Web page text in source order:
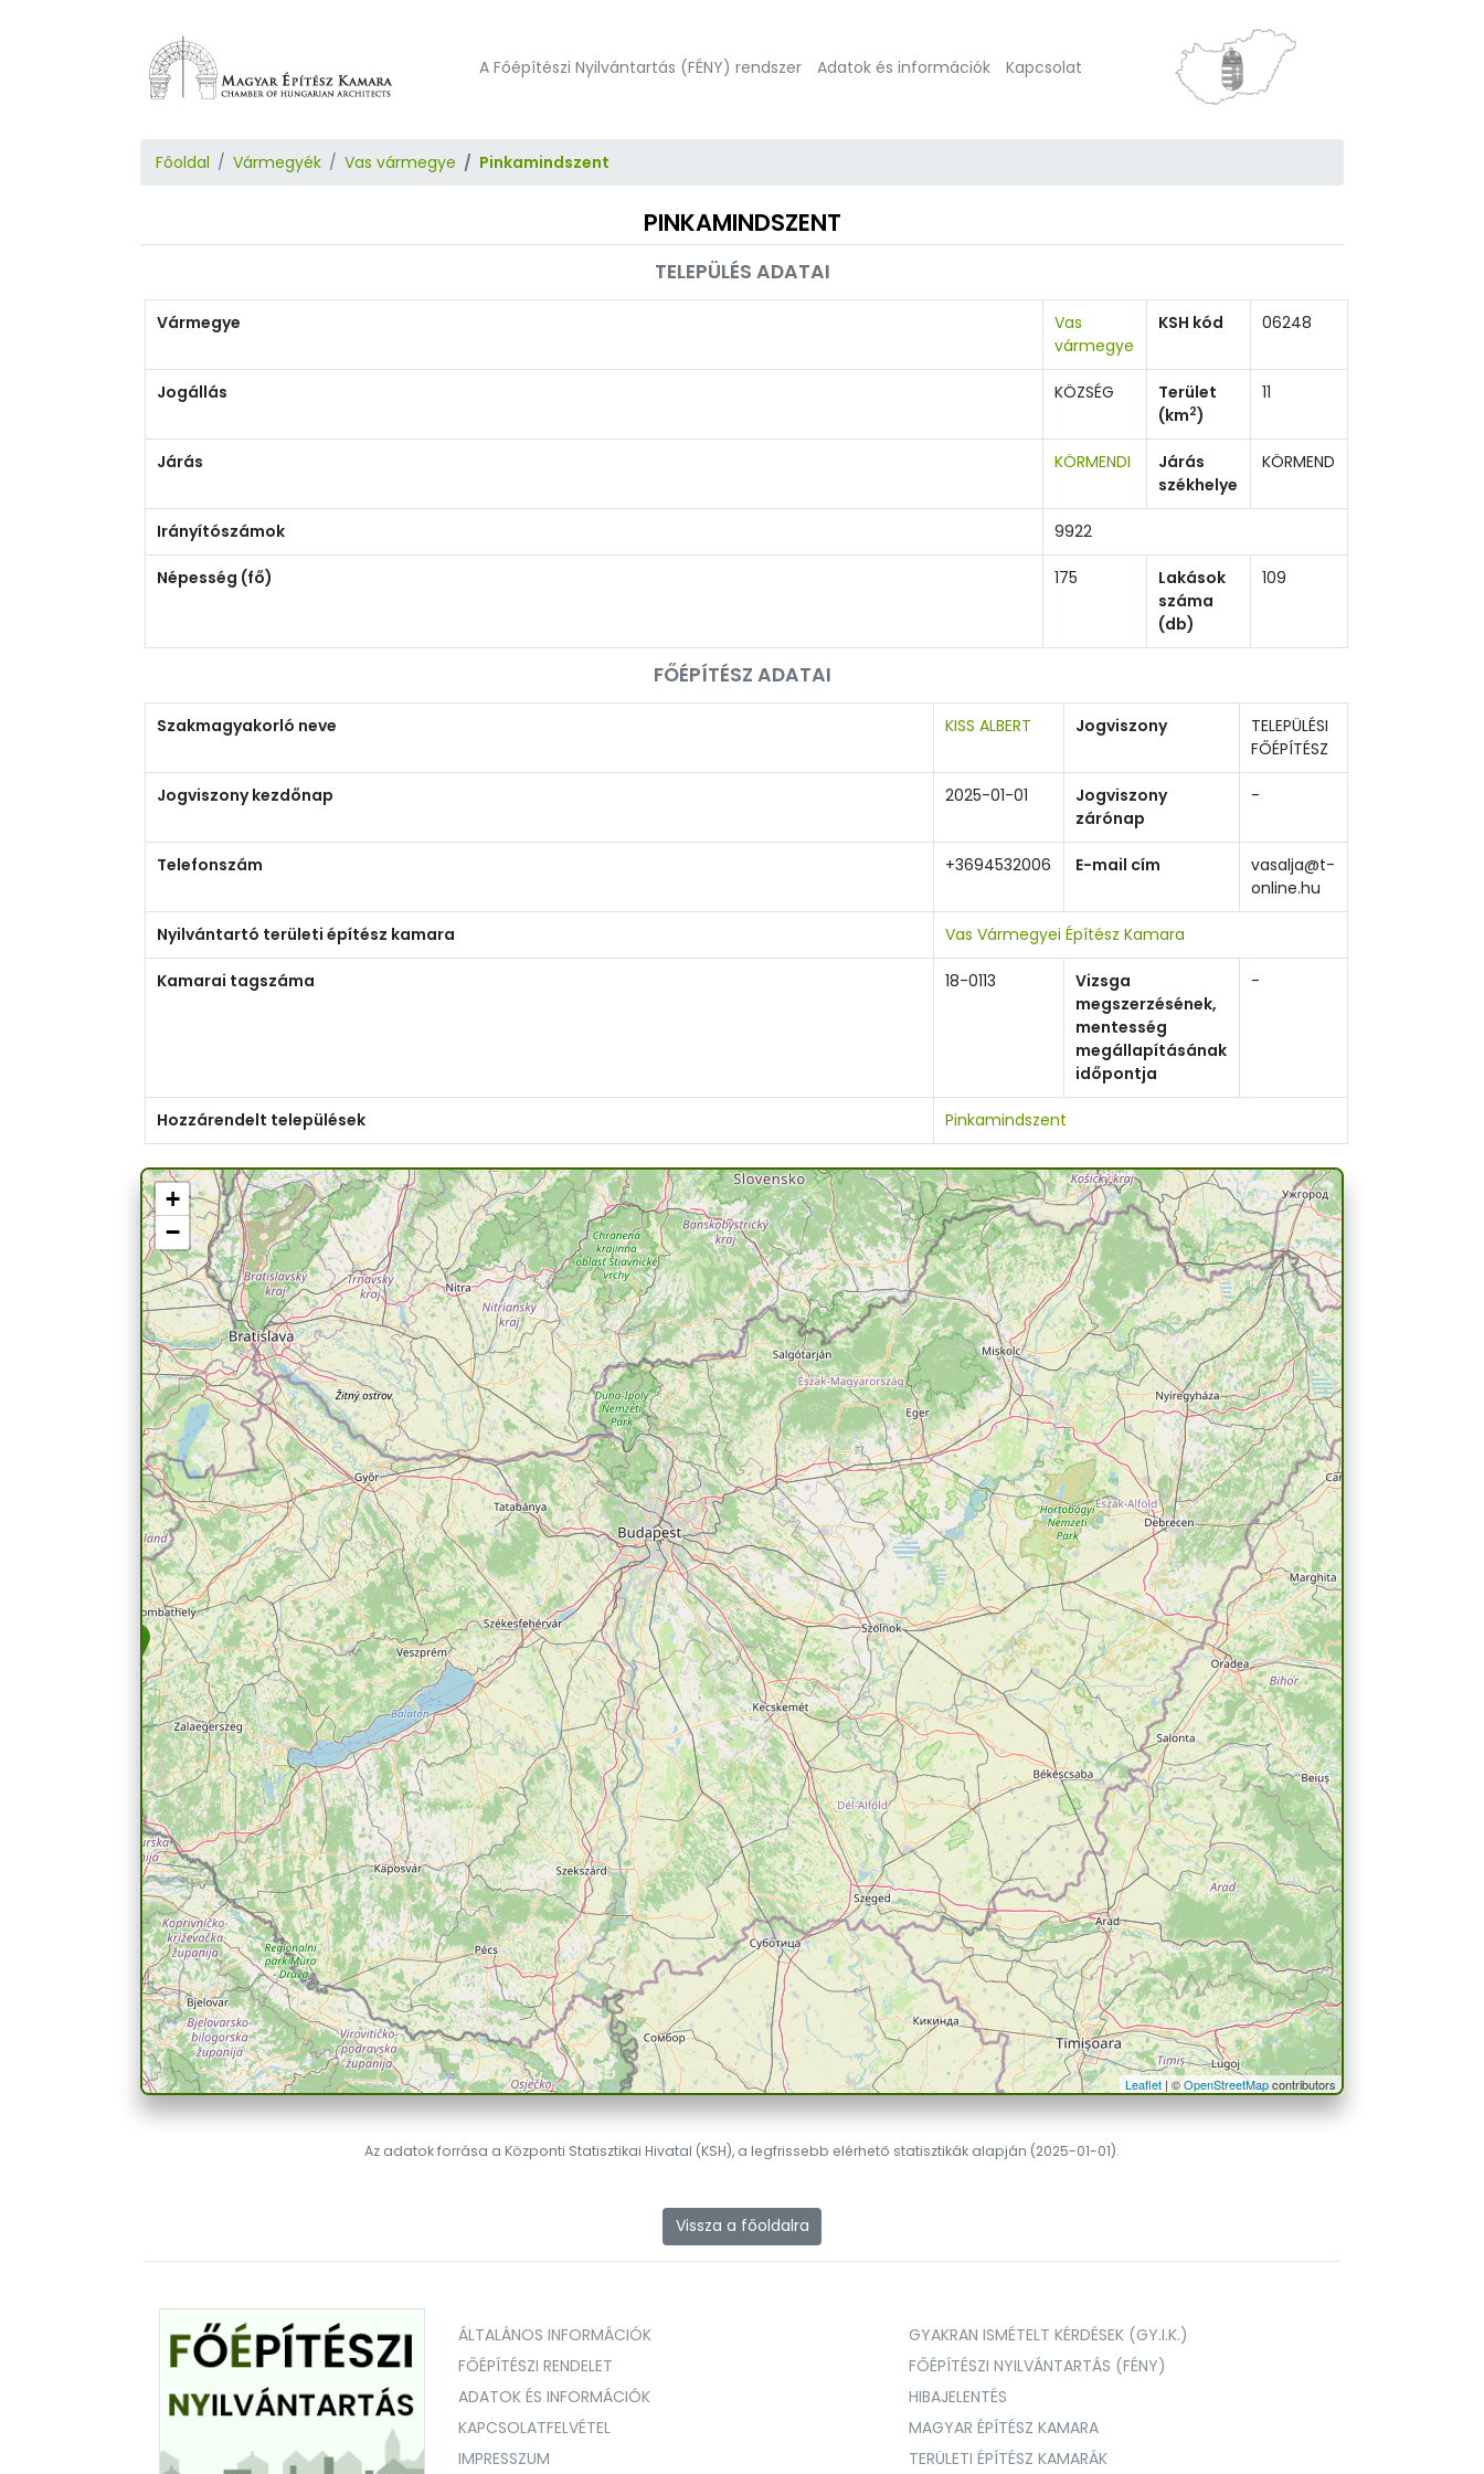
A Főépítészi Nyilvántartás (FÉNY) rendszer Adatok és információk Kapcsolat
Főoldal Vármegyék Vas vármegye Pinkamindszent
PINKAMINDSZENT
TELEPÜLÉS ADATAI
Vármegye
Vas
vármegye
KSH kód 06248
Jogállás KÖZSÉG
Terület
(km2)
11
Járás KÖRMENDI
Járás
székhelye
KÖRMEND
Irányítószámok 9922
Népesség (fő) 175
Lakások
száma
(db)
109
FŐÉPÍTÉSZ ADATAI
Szakmagyakorló neve KISS ALBERT Jogviszony
TELEPÜLÉSI
FŐÉPÍTÉSZ
Jogviszony kezdőnap 2025-01-01
Jogviszony
zárónap
-
Telefonszám +3694532006 E-mail cím
vasalja@t-
online.hu
Nyilvántartó területi építész kamara Vas Vármegyei Építész Kamara
Kamarai tagszáma 18-0113
Vizsga
megszerzésének,
mentesség
megállapításának
időpontja
-
Hozzárendelt települések Pinkamindszent
+
−
Leaflet | ©OpenStreetMapcontributors
Az adatok forrása a Központi Statisztikai Hivatal (KSH), a legfrissebb elérhető statisztikák alapján (2025-01-01).
Vissza a főoldalra
ÁLTALÁNOS INFORMÁCIÓK
GYAKRAN ISMÉTELT KÉRDÉSEK (GY.I.K.)
FŐÉPÍTÉSZI RENDELET
FŐÉPÍTÉSZI NYILVÁNTARTÁS (FÉNY)
ADATOK ÉS INFORMÁCIÓK
HIBAJELENTÉS
KAPCSOLATFELVÉTEL
MAGYAR ÉPÍTÉSZ KAMARA
IMPRESSZUM
TERÜLETI ÉPÍTÉSZ KAMARÁK